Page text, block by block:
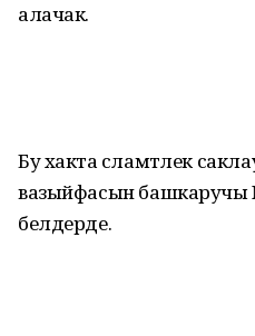
алачак.
Бу хакта сәламәтлек
вазыйфасын башкаручы
белдерде.